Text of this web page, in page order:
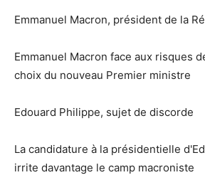
Emmanuel Macron, président de la
Emmanuel Macron face aux risques
choix du nouveau Premier ministre
Edouard Philippe, sujet de discorde
La candidature à la présidentielle
irrite davantage le camp macroniste